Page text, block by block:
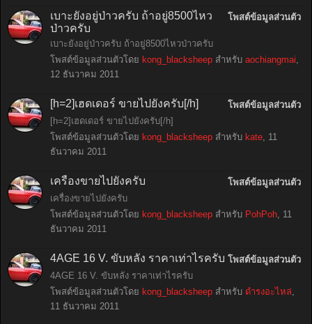
โพสต์ข้อมูลส่วนตัว
เบาะยังอยู่ป่าวครับ ถ้าอยู่8500ไหว
ป่าวครับ
เบาะยังอยู่ป่าวครับ ถ้าอยู่8500ไหวป่าวครับ
โพสต์ข้อมูลส่วนตัวโดย kong_blacksheep สำหรับ aochiangmai,
12 ธันวาคม 2011
โพสต์ข้อมูลส่วนตัว
[h=2]เฮดเดอร์ ขายไปยังครับ[/h]
[h=2]เฮดเดอร์ ขายไปยังครับ[/h]
โพสต์ข้อมูลส่วนตัวโดย kong_blacksheep สำหรับ kate, 11
ธันวาคม 2011
โพสต์ข้อมูลส่วนตัว
เครื่องขายไปยังครับ
เครื่องขายไปยังครับ
โพสต์ข้อมูลส่วนตัวโดย kong_blacksheep สำหรับ PohPoh, 11
ธันวาคม 2011
โพสต์ข้อมูลส่วนตัว
4AGE 16 V. ขับหลัง ราคาเท่าไรครับ
4AGE 16 V. ขับหลัง ราคาเท่าไรครับ
โพสต์ข้อมูลส่วนตัวโดย kong_blacksheep สำหรับ ดำรงอะไหล่,
11 ธันวาคม 2011